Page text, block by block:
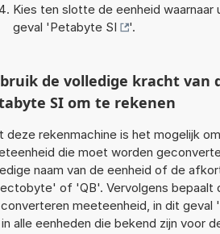
Kies ten slotte de eenheid
geval 'Petabyte SI '.
de volledige kracht van
SI om te rekenen
deze rekenmachine is het mogelijk
die moet worden
naam van de eenheid of de
of 'QB'. Vervolgens bepaalt
meeteenheid, in dit geval
alle eenheden die bekend zijn voor